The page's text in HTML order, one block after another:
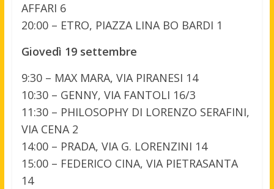
AFFARI 6
20:00 – ETRO, PIAZZA LINA BO BARDI 1
Giovedì 19 settembre
9:30 – MAX MARA, VIA PIRANESI 14
10:30 – GENNY, VIA FANTOLI 16/3
11:30 – PHILOSOPHY DI LORENZO SERAFINI,
VIA CENA 2
14:00 – PRADA, VIA G. LORENZINI 14
15:00 – FEDERICO CINA, VIA PIETRASANTA
14